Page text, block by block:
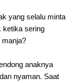
yang selalu minta
ketika sering
manja?
anaknya
nyaman. Saat